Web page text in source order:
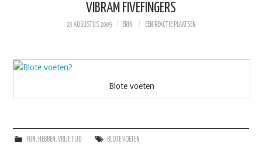
VIBRAM FIVEFINGERS
23 AUGUSTUS 2009 ERIK EEN REACTIE PLAATSEN
Blote voeten
FUN , HEBBEN ,VRIJE TIJD BLOTE VOETEN